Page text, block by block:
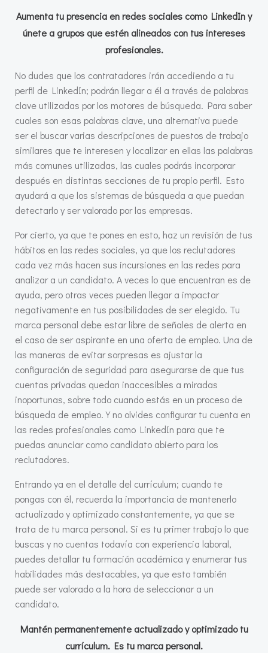
Aumenta tu presencia en redes sociales como LinkedIn y
únete a grupos que estén alineados con tus intereses
profesionales.
No dudes que los contratadores irán accediendo a tu
perfil de LinkedIn; podrán llegar a él a través de palabras
clave utilizadas por los motores de búsqueda. Para saber
cuales son esas palabras clave, una alternativa puede
ser el buscar varias descripciones de puestos de trabajo
similares que te interesen y localizar en ellas las palabras
más comunes utilizadas, las cuales podrás incorporar
después en distintas secciones de tu propio perfil. Esto
ayudará a que los sistemas de búsqueda a que puedan
detectarlo y ser valorado por las empresas.
Por cierto, ya que te pones en esto, haz un revisión de tus
hábitos en las redes sociales, ya que los reclutadores
cada vez más hacen sus incursiones en las redes para
analizar a un candidato. A veces lo que encuentran es de
ayuda, pero otras veces pueden llegar a impactar
negativamente en tus posibilidades de ser elegido. Tu
marca personal debe estar libre de señales de alerta en
el caso de ser aspirante en una oferta de empleo. Una de
las maneras de evitar sorpresas es ajustar la
configuración de seguridad para asegurarse de que tus
cuentas privadas quedan inaccesibles a miradas
inoportunas, sobre todo cuando estás en un proceso de
búsqueda de empleo. Y no olvides configurar tu cuenta en
las redes profesionales como LinkedIn para que te
puedas anunciar como candidato abierto para los
reclutadores.
Entrando ya en el detalle del currículum; cuando te
pongas con él, recuerda la importancia de mantenerlo
actualizado y optimizado constantemente, ya que se
trata de tu marca personal. Si es tu primer trabajo lo que
buscas y no cuentas todavía con experiencia laboral,
puedes detallar tu formación académica y enumerar tus
habilidades más destacables, ya que esto también
puede ser valorado a la hora de seleccionar a un
candidato.
Mantén permanentemente actualizado y optimizado tu
currículum. Es tu marca personal.